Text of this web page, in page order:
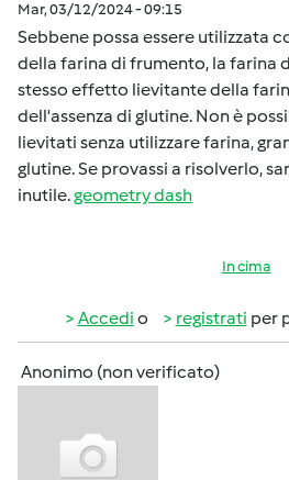
Mar, 03/12/2024 - 09:15
Sebbene possa essere utilizzata
della farina di frumento, la farina
stesso effetto lievitante della
dell'assenza di glutine. Non è
lievitati senza utilizzare farina,
glutine. Se provassi a risolverlo,
inutile.geometry dash
In cima
Accedi o registrati per
Anonimo (non verificato)